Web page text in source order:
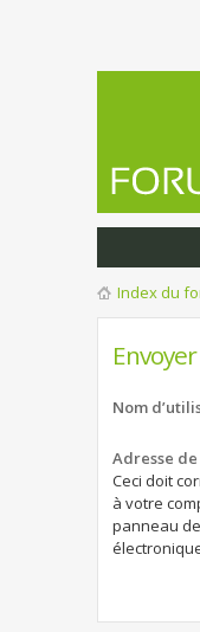
Index du
Nom
Adresse
Ceci doit
à votre
panneau